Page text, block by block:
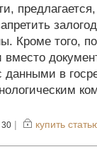
Кроме того,
вместо
в
30 | купить